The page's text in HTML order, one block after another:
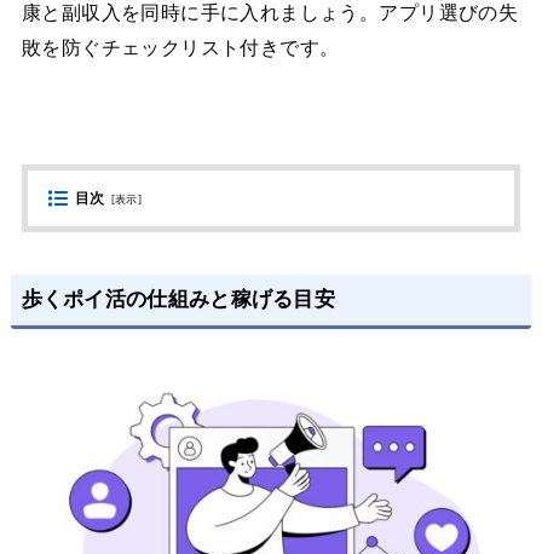
康と副収入を同時に手に入れましょう。アプリ選びの失
敗を防ぐチェックリスト付きです。
目次 [表示]
歩くポイ活の仕組みと稼げる目安